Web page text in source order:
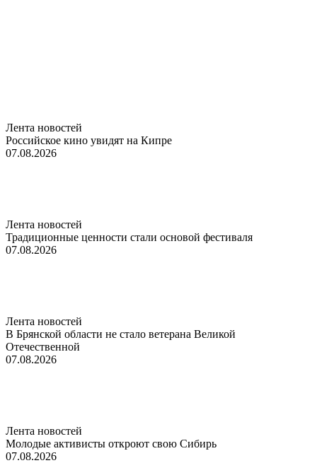
Лента новостей
Российское кино увидят на Кипре
07.08.2026
Лента новостей
Традиционные ценности стали основой фестиваля
07.08.2026
Лента новостей
В Брянской области не стало ветерана Великой
Отечественной
07.08.2026
Лента новостей
Молодые активисты откроют свою Сибирь
07.08.2026